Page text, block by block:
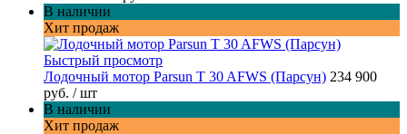
В наличии
Хит продаж
Быстрый просмотр
Лодочный мотор Parsun T 30 AFWS (Парсун) 234 900
руб. / шт
В наличии
Хит продаж